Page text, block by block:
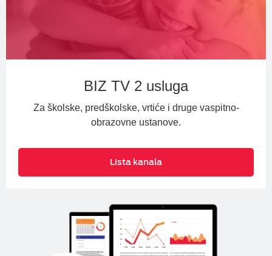
BIZ TV 2 usluga
Za školske, predškolske, vrtiće i druge vaspitno-
obrazovne ustanove.
Lista kanala